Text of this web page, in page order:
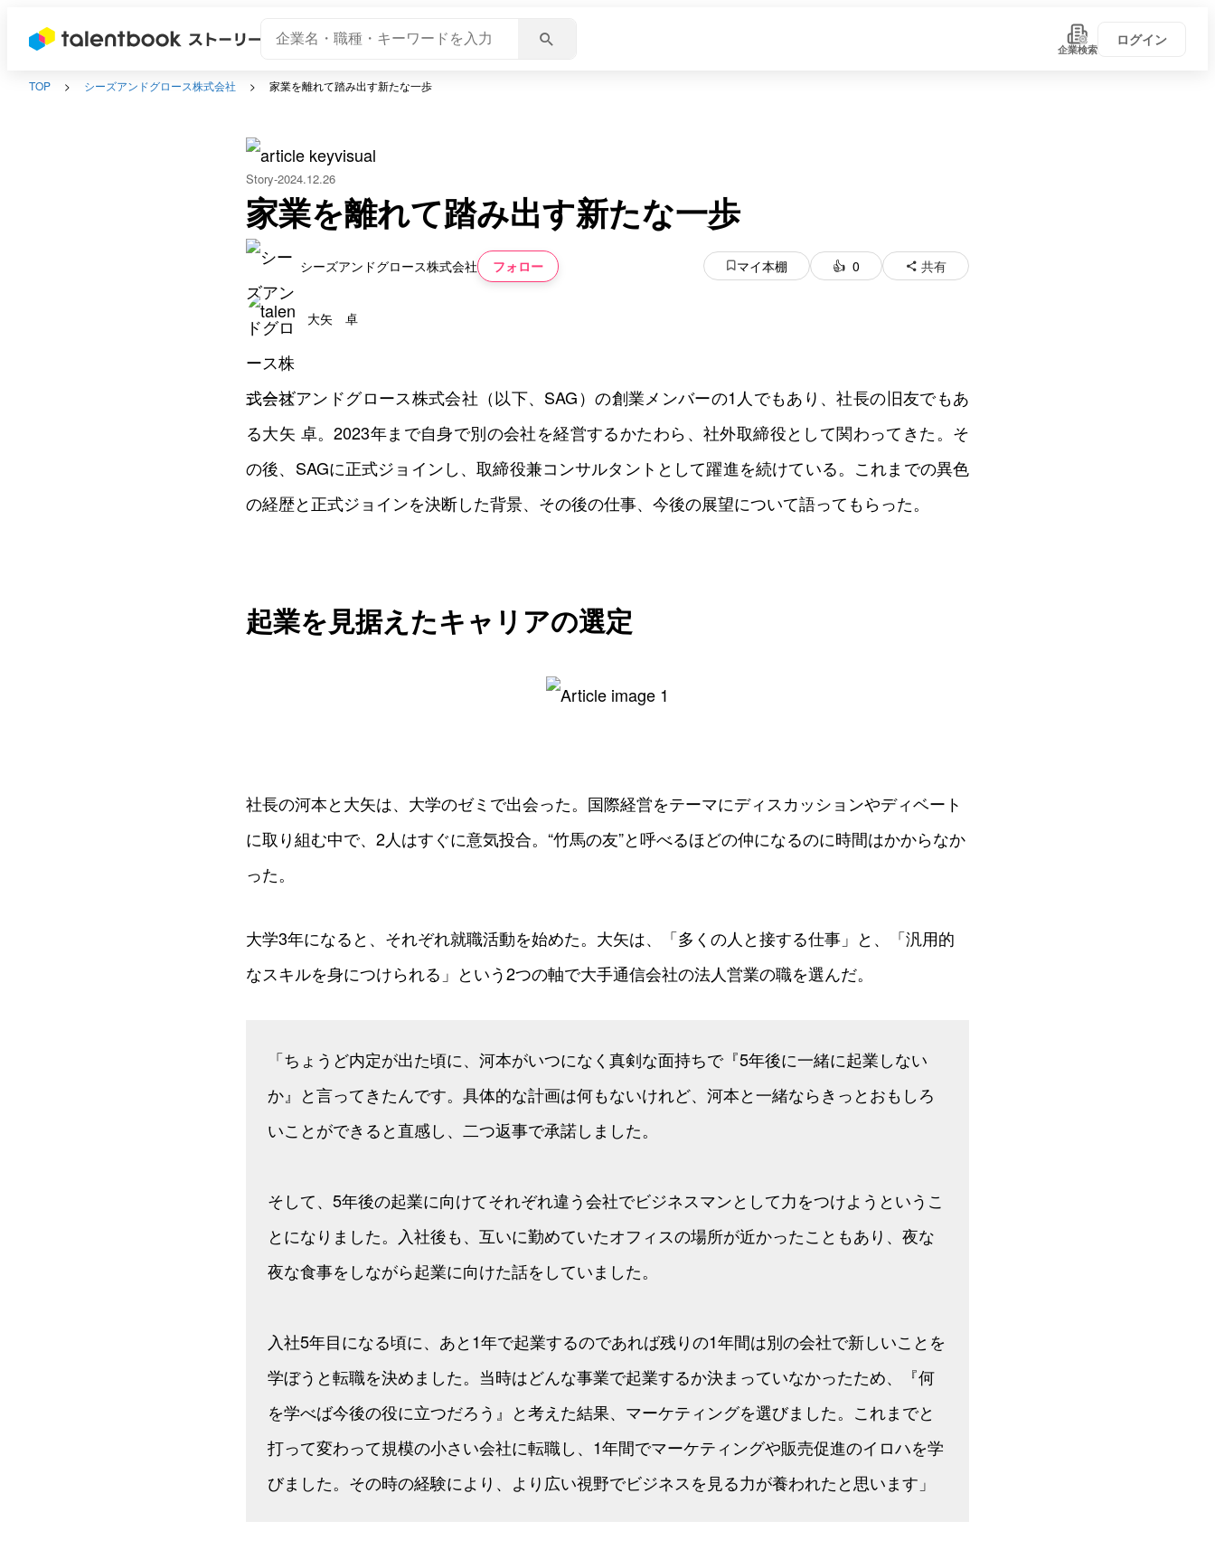
企業検索
ログイン
TOP シーズアンドグロース株式会社 家業を離れて踏み出す新たな一歩
Story 2024.12.26
家業を離れて踏み出す新たな一歩
シーズアンドグロース株式会社 フォロー マイ本棚 0 共有
大矢 卓
シーズアンドグロース株式会社（以下、SAG）の創業メンバーの1人でもあり、社長の旧友でもあ
る大矢 卓。2023年まで自身で別の会社を経営するかたわら、社外取締役として関わってきた。そ
の後、SAGに正式ジョインし、取締役兼コンサルタントとして躍進を続けている。これまでの異色
の経歴と正式ジョインを決断した背景、その後の仕事、今後の展望について語ってもらった。
起業を見据えたキャリアの選定
社長の河本と大矢は、大学のゼミで出会った。国際経営をテーマにディスカッションやディベート
に取り組む中で、2人はすぐに意気投合。“竹馬の友”と呼べるほどの仲になるのに時間はかからなか
った。
大学3年になると、それぞれ就職活動を始めた。大矢は、「多くの人と接する仕事」と、「汎用的
なスキルを身につけられる」という2つの軸で大手通信会社の法人営業の職を選んだ。
「ちょうど内定が出た頃に、河本がいつになく真剣な面持ちで『5年後に一緒に起業しない
か』と言ってきたんです。具体的な計画は何もないけれど、河本と一緒ならきっとおもしろ
いことができると直感し、二つ返事で承諾しました。
そして、5年後の起業に向けてそれぞれ違う会社でビジネスマンとして力をつけようというこ
とになりました。入社後も、互いに勤めていたオフィスの場所が近かったこともあり、夜な
夜な食事をしながら起業に向けた話をしていました。
入社5年目になる頃に、あと1年で起業するのであれば残りの1年間は別の会社で新しいことを
学ぼうと転職を決めました。当時はどんな事業で起業するか決まっていなかったため、『何
を学べば今後の役に立つだろう』と考えた結果、マーケティングを選びました。これまでと
打って変わって規模の小さい会社に転職し、1年間でマーケティングや販売促進のイロハを学
びました。その時の経験により、より広い視野でビジネスを見る力が養われたと思います」